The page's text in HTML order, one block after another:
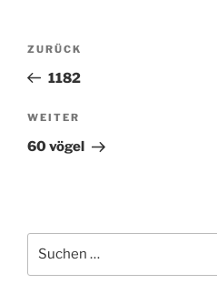
Beitragsnavigation
Vorheriger
Beitrag
ZURÜCK
1182
Nächster
Beitrag
WEITER
60 vögel
Suchen